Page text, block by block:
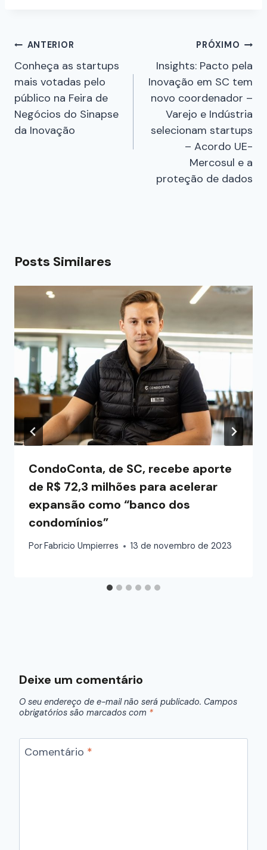
ANTERIOR
Conheça as startups
mais votadas pelo
público na Feira de
Negócios do Sinapse
da Inovação
PRÓXIMO
Insights: Pacto pela
Inovação em SC tem
novo coordenador –
Varejo e Indústria
selecionam startups
– Acordo UE-
Mercosul e a
proteção de dados
Posts Similares
CondoConta, de SC, recebe aporte
de R$ 72,3 milhões para acelerar
expansão como “banco dos
condomínios”
PorFabricio Umpierres 13 de novembro de 2023
Deixe um comentário
O seu endereço de e-mail não será publicado. Campos
obrigatórios são marcados com *
Comentário *